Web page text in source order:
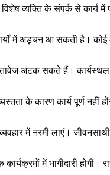
विशेष व्यक्ति के संपर्क से
में अड़चन आ सकती है।
अटक सकते हैं।
के कारण कार्य पूर्ण
में नरमी लाएं।
में भागीदारी